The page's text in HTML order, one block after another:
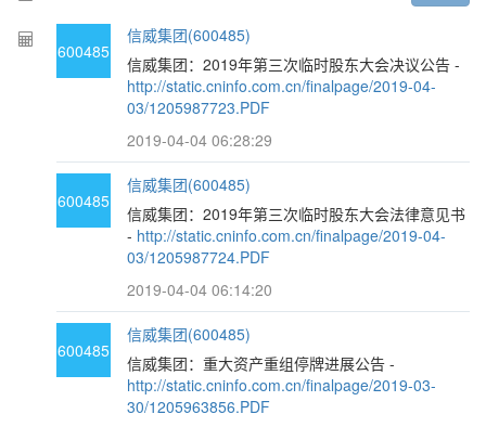
600485
信威集团(600485)
信威集团：2019年第三次临时股东大会决议公告 -
http://static.cninfo.com.cn/finalpage/2019-04-
03/1205987723.PDF
2019-04-04 06:28:29
600485
信威集团(600485)
信威集团：2019年第三次临时股东大会法律意见书
- http://static.cninfo.com.cn/finalpage/2019-04-
03/1205987724.PDF
2019-04-04 06:14:20
600485
信威集团(600485)
信威集团：重大资产重组停牌进展公告 -
http://static.cninfo.com.cn/finalpage/2019-03-
30/1205963856.PDF